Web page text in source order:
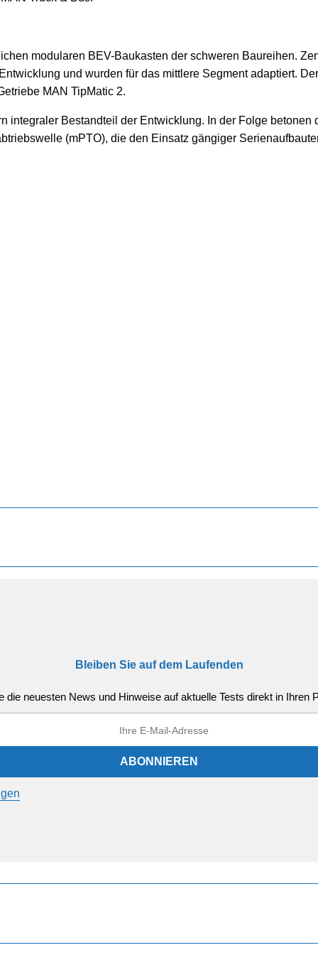
modularen BEV-Baukasten der schweren Baureihen.
und wurden für das mittlere Segment adaptiert.
MAN TipMatic 2.
integraler Bestandteil der Entwicklung. In der Folge
(mPTO), die den Einsatz gängiger
Bleiben Sie auf dem Laufenden
die neuesten News und Hinweise auf aktuelle Tests direkt in Ihren